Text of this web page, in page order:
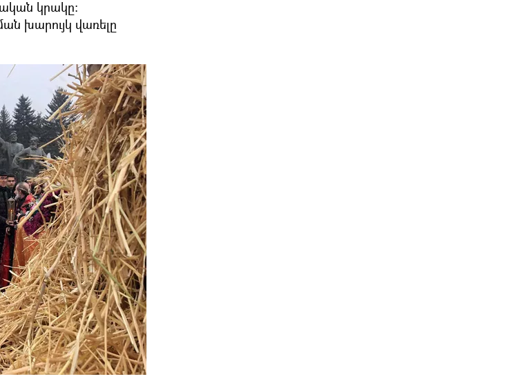
կրակը:
խարույկ վառելը